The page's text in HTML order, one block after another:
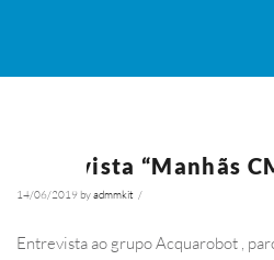
Entrevista “Manhãs
14/06/2019 byadmmkit /
Entrevista ao grupo Acquarobot ,